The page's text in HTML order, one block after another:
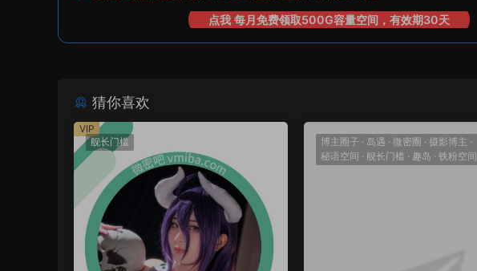
点我 每月免费领取500G容量空间，有效期30天
猜你喜欢
舰长门槛
VIP
博主圈子 · 岛遇 · 微密圈 · 摄影博主 ·
秘语空间 · 舰长门槛 · 趣岛 · 铁粉空间